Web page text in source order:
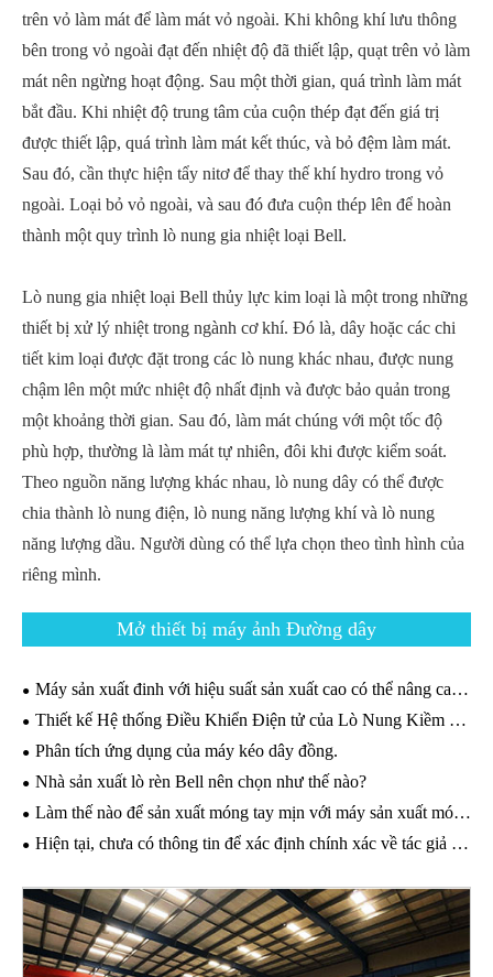
trên vỏ làm mát để làm mát vỏ ngoài. Khi không khí lưu thông
bên trong vỏ ngoài đạt đến nhiệt độ đã thiết lập, quạt trên vỏ làm
mát nên ngừng hoạt động. Sau một thời gian, quá trình làm mát
bắt đầu. Khi nhiệt độ trung tâm của cuộn thép đạt đến giá trị
được thiết lập, quá trình làm mát kết thúc, và bỏ đệm làm mát.
Sau đó, cần thực hiện tẩy nitơ để thay thế khí hydro trong vỏ
ngoài. Loại bỏ vỏ ngoài, và sau đó đưa cuộn thép lên để hoàn
thành một quy trình lò nung gia nhiệt loại Bell.
Lò nung gia nhiệt loại Bell thủy lực kim loại là một trong những
thiết bị xử lý nhiệt trong ngành cơ khí. Đó là, dây hoặc các chi
tiết kim loại được đặt trong các lò nung khác nhau, được nung
chậm lên một mức nhiệt độ nhất định và được bảo quản trong
một khoảng thời gian. Sau đó, làm mát chúng với một tốc độ
phù hợp, thường là làm mát tự nhiên, đôi khi được kiểm soát.
Theo nguồn năng lượng khác nhau, lò nung dây có thể được
chia thành lò nung điện, lò nung năng lượng khí và lò nung
năng lượng dầu. Người dùng có thể lựa chọn theo tình hình của
riêng mình.
Mở thiết bị máy ảnh Đường dây
Máy sản xuất đinh với hiệu suất sản xuất cao có thể nâng cao độ cạnh tranh trên thị trường.
Thiết kế Hệ thống Điều Khiển Điện tử của Lò Nung Kiềm hút.
Phân tích ứng dụng của máy kéo dây đồng.
Nhà sản xuất lò rèn Bell nên chọn như thế nào?
Làm thế nào để sản xuất móng tay mịn với máy sản xuất móng tay?
Hiện tại, chưa có thông tin để xác định chính xác về tác giả / người nói. Vui lòng cung cấp thêm thông tin để tôi có thể hỗ trợ bạn. Trân trọng.